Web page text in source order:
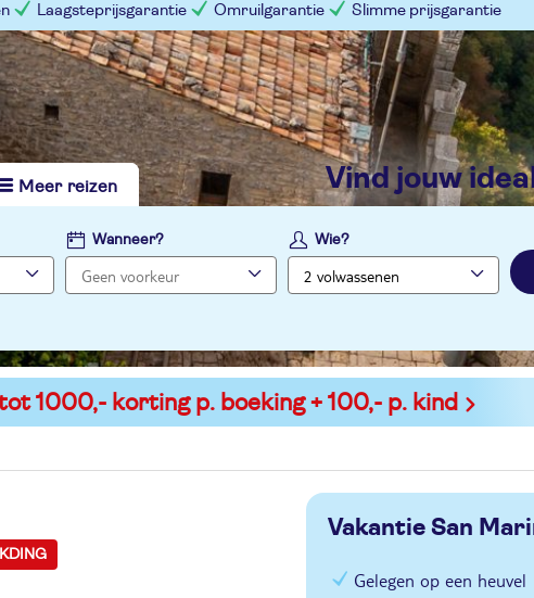
Laagsteprijsgarantie Omruilgarantie Slimme prijsgarantie
Meer reizen vind jouw
Wanneer? Wie?
1000,- korting p. boeking + 100,- p. kind
Vakantie San
Gelegen op een heuvel